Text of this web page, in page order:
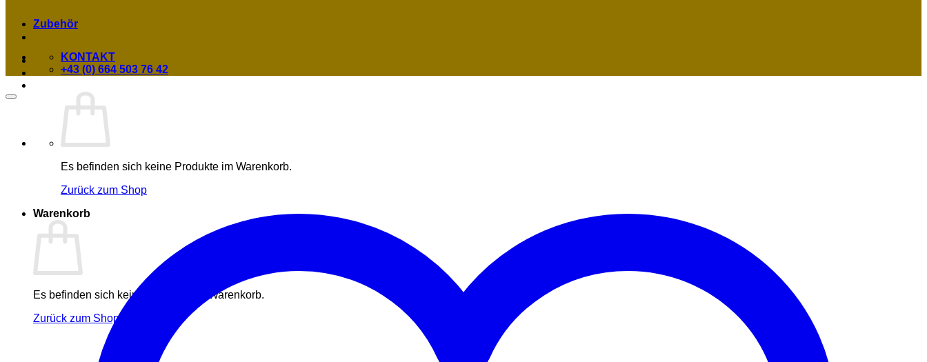
Es befinden sich keine Produkte im Warenkorb.
Zurück zum Shop
Warenkorb
Es befinden sich keine Produkte im Warenkorb.
Zurück zum Shop
Zubehör
KONTAKT
+43 (0) 664 503 76 42